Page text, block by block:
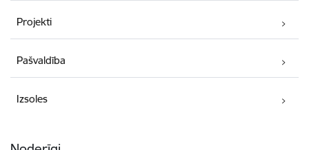
Projekti
Pašvaldība
Izsoles